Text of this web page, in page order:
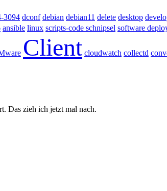
3094 dconf debian debian11 delete desktop
ansible linux scripts-code schnipsel software
Client cloudwatch collectd
Das zieh ich jetzt mal nach.